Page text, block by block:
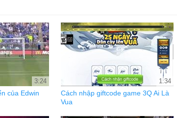
3:24
của Edwin
1:34
Cách nhập giftcode game 3Q Ai Là
Vua